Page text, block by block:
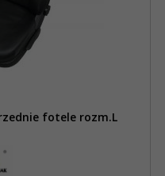
fotele rozm.L